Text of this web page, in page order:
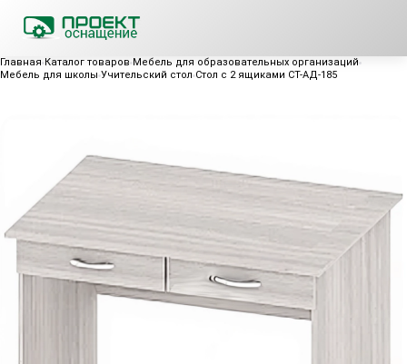
Главная Каталог товаров Мебель для образовательных организаций
Мебель для школы Учительский стол Стол с 2 ящиками СТ-АД-185